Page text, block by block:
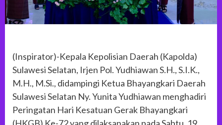
(Inspirator)-Kepala Kepolisian Daerah (Kapolda)
Sulawesi Selatan, Irjen Pol. Yudhiawan S.H., S.I.K.,
M.H., M.Si., didampingi Ketua Bhayangkari Daerah
Sulawesi Selatan Ny. Yunita Yudhiawan menghadiri
Peringatan Hari Kesatuan Gerak Bhayangkari